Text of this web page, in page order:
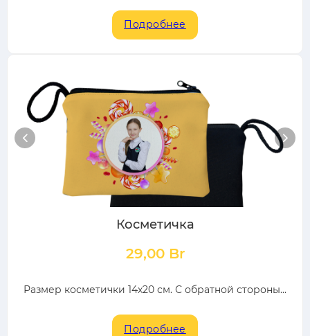
Подробнее
Косметичка
29,00 Br
Размер косметички 14х20 см. С обратной стороны...
Подробнее